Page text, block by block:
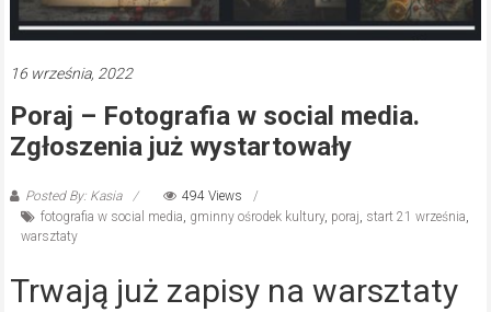
16 września, 2022
Poraj – Fotografia w social media.
Zgłoszenia już wystartowały
Posted By: Kasia
494 Views
fotografia w social media gminny ośrodek kultury, poraj start 21 września
warsztaty
Trwają już zapisy na warsztaty